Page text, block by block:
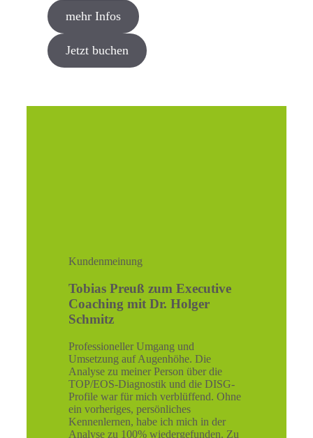
mehr Infos
Jetzt buchen
Kundenmeinung
Tobias Preuß zum Executive
Coaching mit Dr. Holger
Schmitz
Professioneller Umgang und
Umsetzung auf Augenhöhe. Die
Analyse zu meiner Person über die
TOP/EOS-Diagnostik und die DISG-
Profile war für mich verblüffend. Ohne
ein vorheriges, persönliches
Kennenlernen, habe ich mich in der
Analyse zu 100% wiedergefunden. Zu